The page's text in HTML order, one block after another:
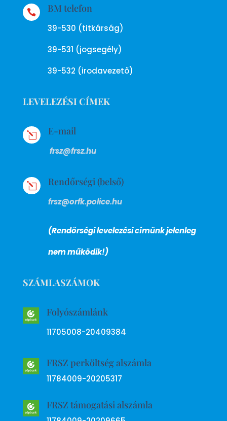
 BM telefon
39-530 (titkárság)
39-531 (jogsegély)
39-532 (irodavezető)
LEVELEZÉSI CÍMEK
l E-mail
frsz@frsz.hu
l Rendőrségi (belső)
frsz@orfk.police.hu
(Rendőrségi levelezési címünk jelenleg
nem működik!)
SZÁMLASZÁMOK
Folyószámlánk
11705008-20409384
FRSZ perköltség alszámla
11784009-20205317
FRSZ támogatási alszámla